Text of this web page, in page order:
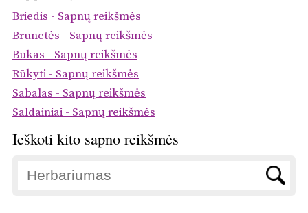
Briedis - Sapnų reikšmės
Brunetės - Sapnų reikšmės
Bukas - Sapnų reikšmės
Rūkyti - Sapnų reikšmės
Sabalas - Sapnų reikšmės
Saldainiai - Sapnų reikšmės
Ieškoti kito sapno reikšmės